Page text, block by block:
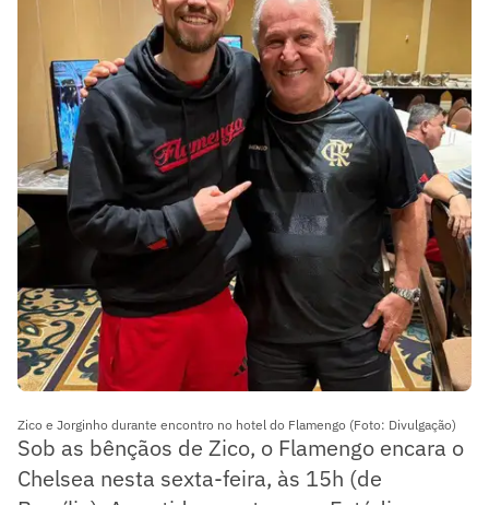
Zico e Jorginho durante encontro no hotel do Flamengo (Foto: Divulgação)
Sob as bênçãos de Zico, o Flamengo encara o
Chelsea nesta sexta-feira, às 15h (de